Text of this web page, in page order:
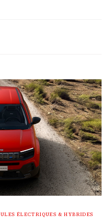
ÉLECTRIQUES & HYBRIDES